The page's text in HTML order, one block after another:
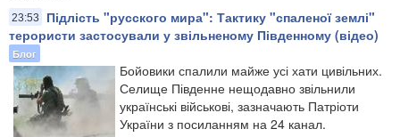
23:53
Підлість "русского мира": Тактику "спаленої землі"
терористи застосували у звільненому Південному (відео)
Блог
Бойовики спалили майже усі хати цивільних.
Селище Південне нещодавно звільнили
українські військові, зазначають Патріоти
України з посиланням на 24 канал.